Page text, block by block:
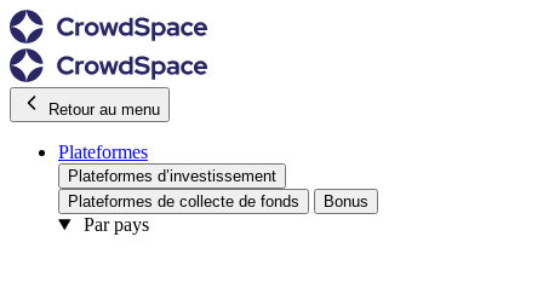
Retour au menu
Plateformes
Plateformes d’investissement
Plateformes de collecte de fonds
Bonus
Par pays